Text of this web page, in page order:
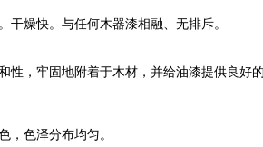
干燥快。与任何木器漆相融、无排斥。
性，牢固地附着于木材，并给油漆提供良好的
，色泽分布均匀。